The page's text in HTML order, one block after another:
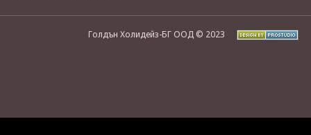
Голдън Холидейз-БГ ООД © 2023